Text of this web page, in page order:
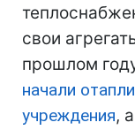
свои
прошлом
начали
учреждения,